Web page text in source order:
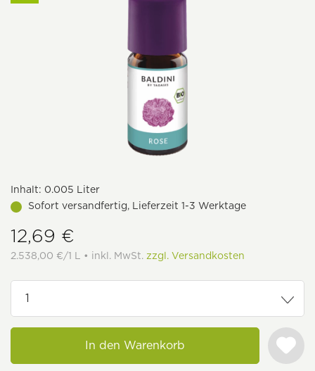
Inhalt: 0.005 Liter
Sofort versandfertig, Lieferzeit 1-3 Werktage
12,69 €
2.538,00 €/1 L • inkl. MwSt. zzgl. Versandkosten
In den Warenkorb